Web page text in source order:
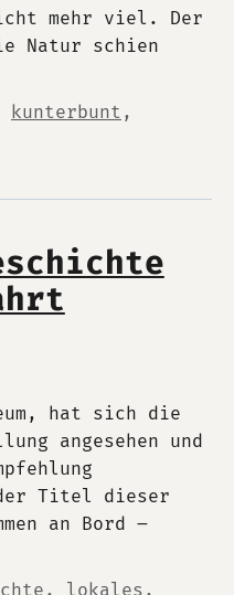
mehr viel. Der
Natur schien
kunterbunt ,
hat sich die
angesehen und
Titel dieser
an Bord –
, lokales ,